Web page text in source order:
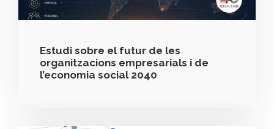
Estudi sobre el futur de les
organitzacions empresarials i de
l’economia social 2040